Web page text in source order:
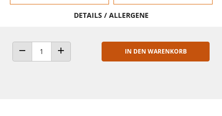
DETAILS / ALLERGENE
ANZAHL VERRINGERNANZAHL ERHÖHEN
IN DEN WARENKORB